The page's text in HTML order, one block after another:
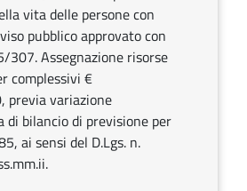
vita delle persone con
pubblico approvato con
Assegnazione risorse
complessivi €
previa variazione
di bilancio di previsione per
ai sensi del D.Lgs. n.